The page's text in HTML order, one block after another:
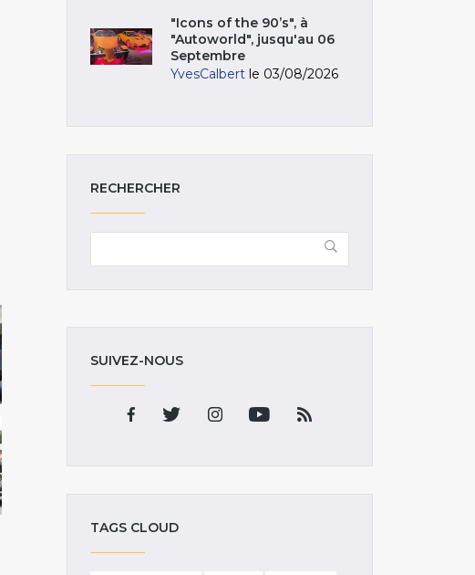
"Icons of the 90’s", à
"Autoworld", jusqu'au 06
Septembre
YvesCalbert le 03/08/2026
RECHERCHER
SUIVEZ-NOUS
TAGS CLOUD